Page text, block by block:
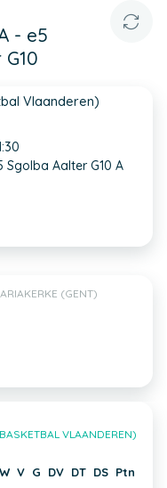
- e5
Vlaanderen)
Sgolba Aalter G10 A
(GENT)
VLAANDEREN)
W V G DV DT DS Ptn